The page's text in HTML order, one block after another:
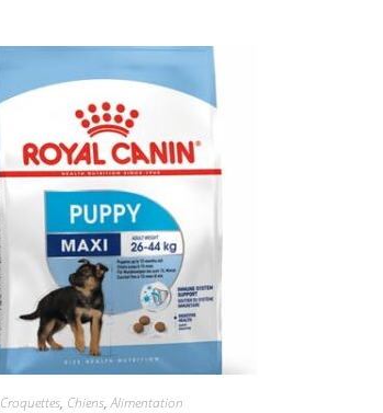
Croquettes, Chiens,Alimentation